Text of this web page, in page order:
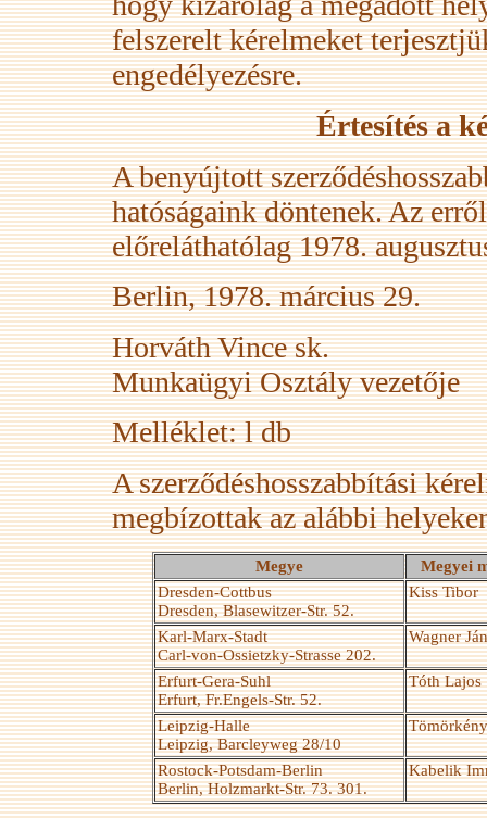
felszerelt kérelmeket
engedélyezésre.
Értesítés a
A benyújtott
hatóságaink döntenek. Az
előreláthatólag 1978.
Berlin, 1978. március 29.
Horváth Vince sk.
Munkaügyi Osztály vezetője
Melléklet: l db
A szerződéshosszabbítási
megbízottak az alábbi
Megye
Megyei
Dresden-Cottbus
Dresden, Blasewitzer-Str. 52.
Kiss Tibor
Karl-Marx-Stadt
Carl-von-Ossietzky-Strasse 202.
Wagner
Erfurt-Gera-Suhl
Erfurt, Fr.Engels-Str. 52.
Tóth Lajos
Leipzig-Halle
Leipzig, Barcleyweg 28/10
Rostock-Potsdam-Berlin
Berlin, Holzmarkt-Str. 73. 301.
Kabelik